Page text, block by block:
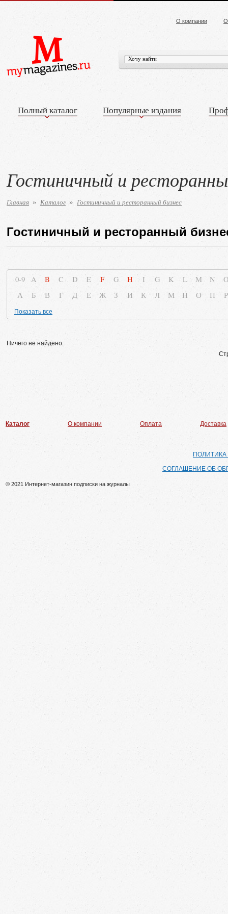
О компании
Полный каталог Популярные издания
Гостиничный и
Главная » Каталог » Гостиничный и ресторанный бизнес
Гостиничный и ресторанный
0-9 A B C D E F G H I G K L M N
А
Б В Г Д Е Ж З И К Л М Н О П Р
Показать все
Ничего не найдено.
Каталог О компании Оплата Доставка
СОГЛАШЕНИЕ ОБ
© 2021 Интернет-магазин подписки на журналы